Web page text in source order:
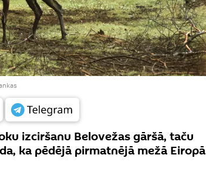
izciršanu Belovežas gāršā, taču
ka pēdējā pirmatnējā mežā Eiropā